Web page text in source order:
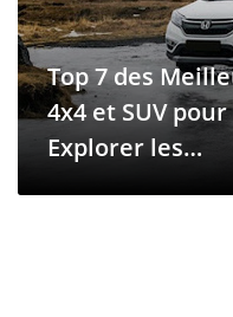
Top 7 des
4x4 et SUV pour
Explorer les